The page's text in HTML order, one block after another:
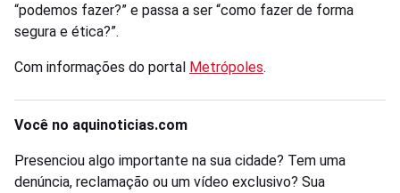
“podemos fazer?” e passa a ser “como fazer de forma
segura e ética?”.
Com informações do portal Metrópoles.
Você no aquinoticias.com
Presenciou algo importante na sua cidade? Tem uma
denúncia, reclamação ou um vídeo exclusivo? Sua